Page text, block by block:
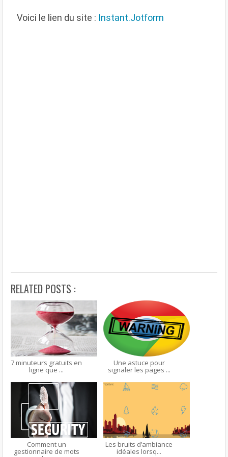
Voici le lien du site : Instant.Jotform
RELATED POSTS :
7 minuteurs gratuits en
ligne que ...
Une astuce pour
signaler les pages ...
Comment un
gestionnaire de mots
Les bruits d’ambiance
idéales lorsq...